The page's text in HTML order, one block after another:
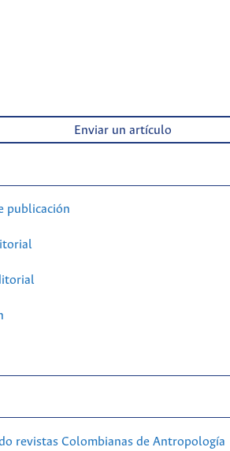
Enviar un artículo
publicación
revistas Colombianas de Antropología